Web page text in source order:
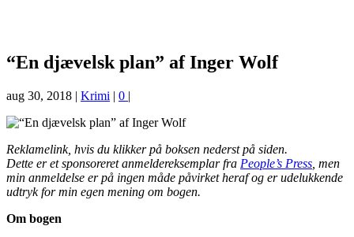
“En djævelsk plan” af Inger Wolf
aug 30, 2018 | Krimi | 0 |
Reklamelink, hvis du klikker på boksen nederst på siden.
Dette er et sponsoreret anmeldereksemplar fra People’s Press , men
min anmeldelse er på ingen måde påvirket heraf og er udelukkende
udtryk for min egen mening om bogen.
Om bogen